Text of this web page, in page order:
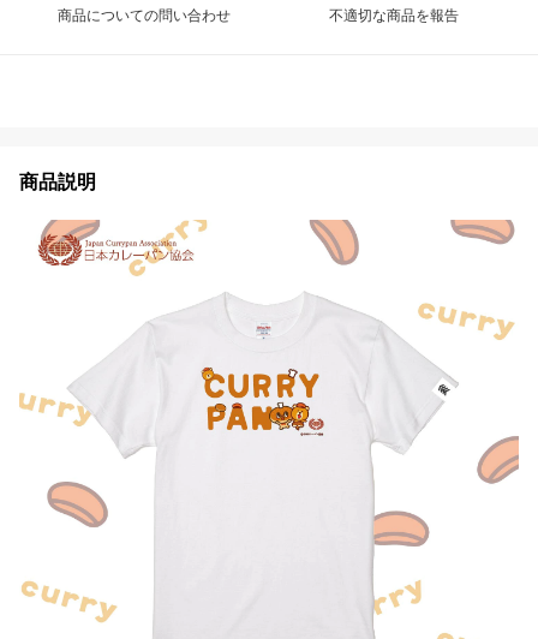
商品についての問い合わせ 不適切な商品を報告
商品説明